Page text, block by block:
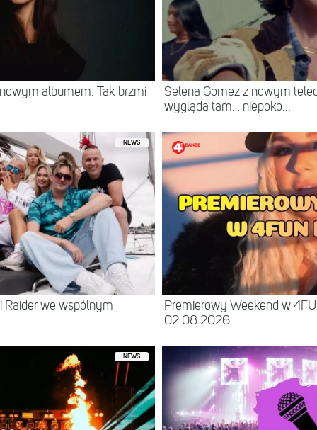
albumem. Tak brzmi
Selena Gomez z nowym
wygląda tam… niepoko...
NEWS
Raider we wspólnym
Premierowy Weekend w
02.08.2026
NEWS